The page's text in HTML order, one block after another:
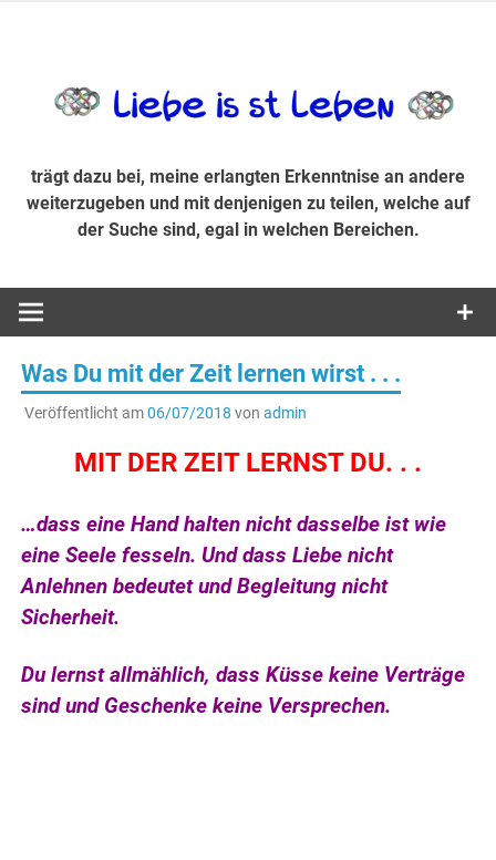
Suche sind, egal in welchen Bereichen.
trägt dazu bei, meine erlangten Erkenntnise an andere
weiterzugeben und mit denjenigen zu teilen, welche auf
der Suche sind, egal in welchen Bereichen.
Was Du mit der Zeit lernen wirst . . .
Veröffentlicht am06/07/2018 von admin
MIT DER ZEIT LERNST DU. . .
…dass eine Hand halten nicht dasselbe ist wie
eine Seele fesseln. Und dass Liebe nicht
Anlehnen bedeutet und Begleitung nicht
Sicherheit.
Du lernst allmählich, dass Küsse keine Verträge
sind und Geschenke keine Versprechen.